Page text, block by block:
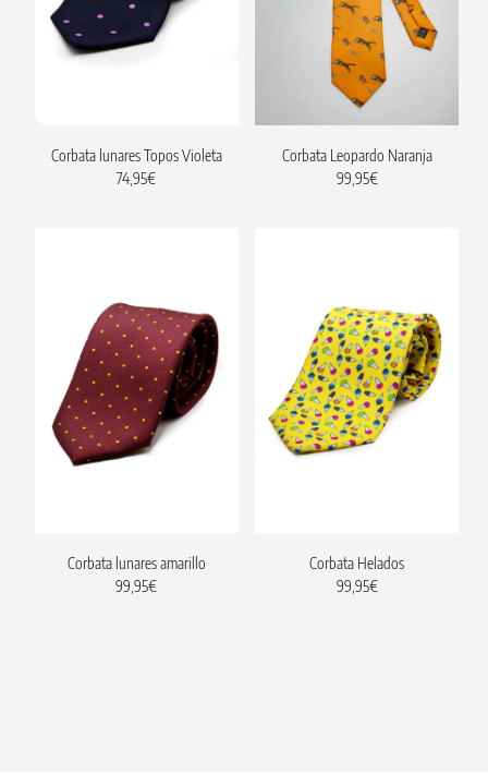
Corbata lunares Topos Violeta
74,95€
Corbata Leopardo Naranja
99,95€
Corbata lunares amarillo
99,95€
Corbata Helados
99,95€